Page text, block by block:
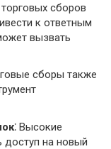
сборов
к ответным
вызвать
сборы также
⁚ Высокие
доступ на новый